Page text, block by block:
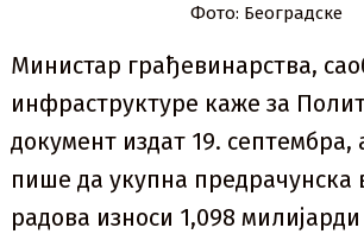
Фото: Београдске
Министар грађевинарства,
инфраструктуре каже за
документ издат 19.
пише да укупна предрачунска
радова износи 1,098